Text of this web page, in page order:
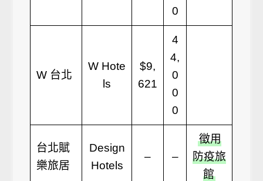
0
W 台北
W Hote
ls
$9,
621
4
4,
0
0
0
台北賦
樂旅居
Design
Hotels
– –
徵用
防疫旅
館